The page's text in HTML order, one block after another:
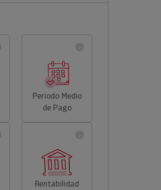
Periodo Medio
de Pago
Rentabilidad